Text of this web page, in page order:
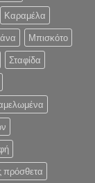
Καραμέλα
Μπισκότο
Σταφίδα
πρόσθετα